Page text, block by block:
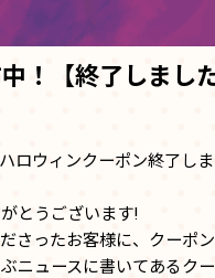
！【終了しました
ロウィンクーポン終了しま
とうございます!
さったお客様に、クーポ
ニュースに書いてある